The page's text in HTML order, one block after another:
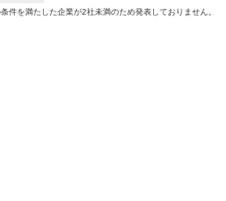
件を満たした企業が2社未満のため発表しておりません。